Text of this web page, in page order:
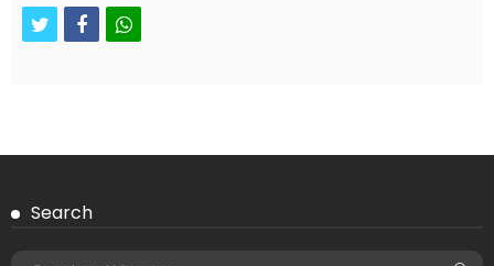
twitterfacebookwhatsapp
Search